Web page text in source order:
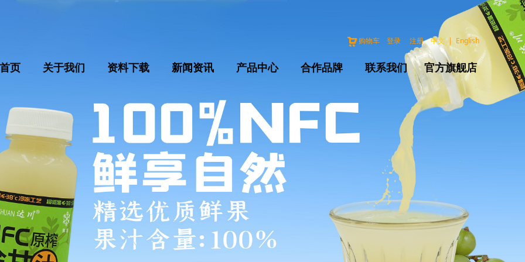
中文 | English
登录 注册
购物车
页 关于我们 资料下载 新闻资讯 产品中心 合作品牌 联系我们 官方旗舰店